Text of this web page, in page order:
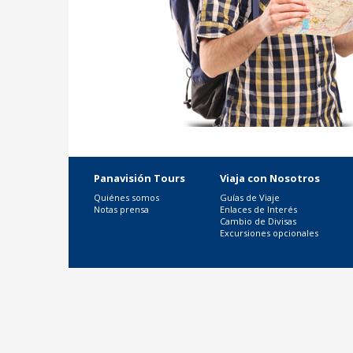
Panavisión Tours
Quiénes somos
Notas prensa
Viaja con Nosotros
Guías de Viaje
Enlaces de Interés
Cambio de Divisas
Excursiones opcionales